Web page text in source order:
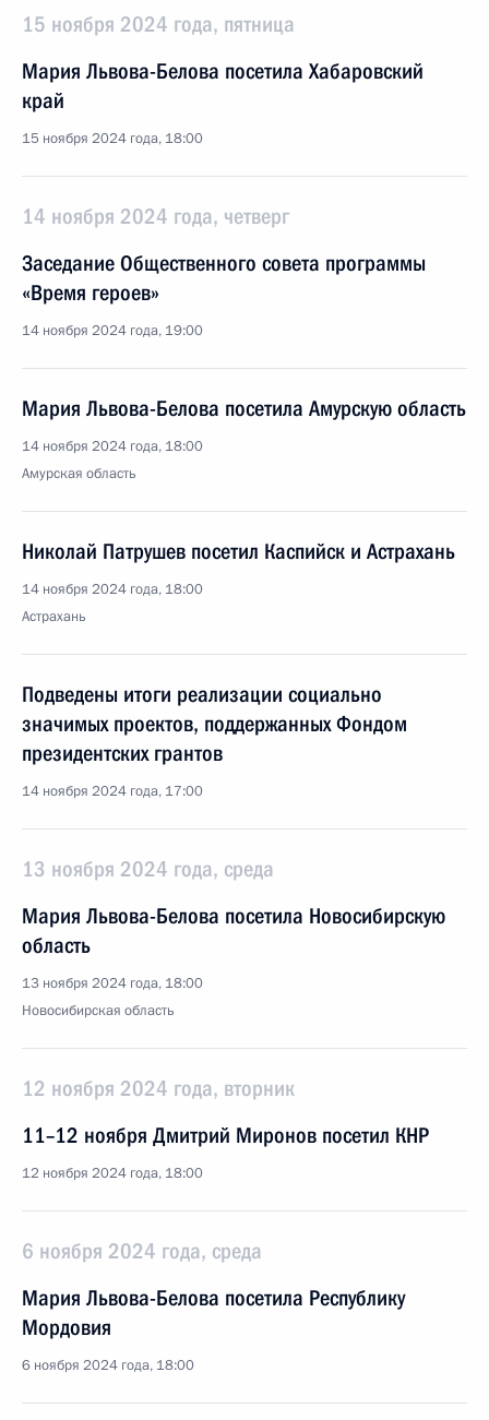
15 ноября 2024 года, пятница
Мария Львова-Белова посетила Хабаровский
край
15 ноября 2024 года, 18:00
14 ноября 2024 года, четверг
Заседание Общественного совета программы
«Время героев»
14 ноября 2024 года, 19:00
Мария Львова-Белова посетила Амурскую область
14 ноября 2024 года, 18:00
Амурская область
Николай Патрушев посетил Каспийск и Астрахань
14 ноября 2024 года, 18:00
Астрахань
Подведены итоги реализации социально
значимых проектов, поддержанных Фондом
президентских грантов
14 ноября 2024 года, 17:00
13 ноября 2024 года, среда
Мария Львова-Белова посетила Новосибирскую
область
13 ноября 2024 года, 18:00
Новосибирская область
12 ноября 2024 года, вторник
11–12 ноября Дмитрий Миронов посетил КНР
12 ноября 2024 года, 18:00
6 ноября 2024 года, среда
Мария Львова-Белова посетила Республику
Мордовия
6 ноября 2024 года, 18:00